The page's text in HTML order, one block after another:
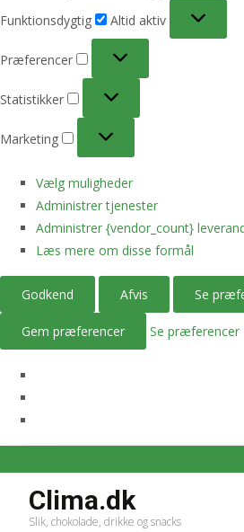
Funktionsdygtig
Altid aktiv
Præferencer
Statistikker
Marketing
Vælg muligheder
Administrer tjenester
Administrer {vendor_count}
Læs mere om disse formål
Godkend Afvis Se
Gem præferencer Se præferencer
Clima.dk
Slik, chokolade, drikke og snacks